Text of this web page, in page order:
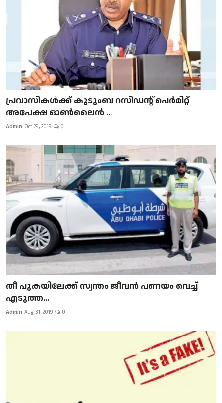
പ്രവാസികള്‍ക്ക് കുടുംബ റസിഡന്റ് പെർമിറ്റ്
അപേക്ഷ ഓൺലൈൻ ...
Admin Oct 29, 2019 0
​​​​​​​തീ പുകയിലേക്ക് സ്വന്തം ജീവന്‍ പണയം വെച്ച്
എടുത്ത...
Admin Aug 31, 2019 0